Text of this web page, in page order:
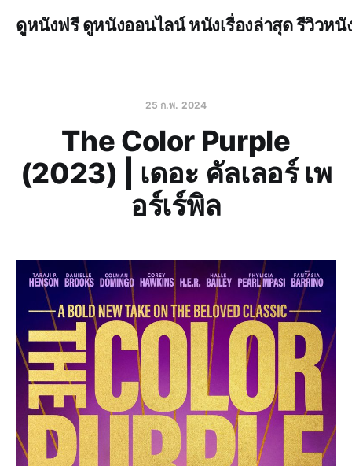
ดูหนังฟรี ดูหนังออนไลน์ หนังเรื่องล่าสุด รีวิวหนั
25 ก.พ. 2024
The Color Purple
(2023) | เดอะ คัลเลอร์ เพ
อร์เร์พิล